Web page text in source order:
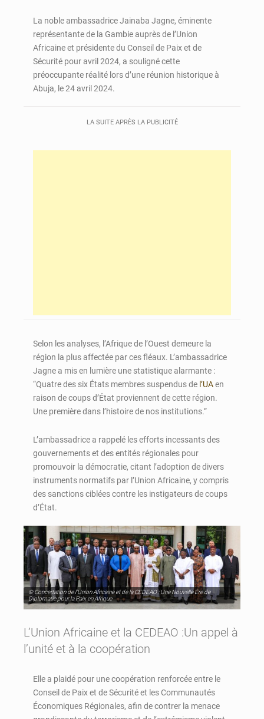
La noble ambassadrice Jainaba Jagne, éminente
représentante de la Gambie auprès de l’Union
Africaine et présidente du Conseil de Paix et de
Sécurité pour avril 2024, a souligné cette
préoccupante réalité lors d’une réunion historique à
Abuja, le 24 avril 2024.
LA SUITE APRÈS LA PUBLICITÉ
Selon les analyses, l’Afrique de l’Ouest demeure la
région la plus affectée par ces fléaux. L’ambassadrice
Jagne a mis en lumière une statistique alarmante :
“Quatre des six États membres suspendus de l’UAen
raison de coups d’État proviennent de cette région.
Une première dans l’histoire de nos institutions.”
L’ambassadrice a rappelé les efforts incessants des
gouvernements et des entités régionales pour
promouvoir la démocratie, citant l’adoption de divers
instruments normatifs par l’Union Africaine, y compris
des sanctions ciblées contre les instigateurs de coups
d’État.
© Concertation de l’Union Africaine et de la CEDEAO : Une Nouvelle Ère de
Diplomatie pour la Paix en Afrique
L’Union Africaine et la CEDEAO :Un appel à
l’unité et à la coopération
Elle a plaidé pour une coopération renforcée entre le
Conseil de Paix et de Sécurité et les Communautés
Économiques Régionales, afin de contrer la menace